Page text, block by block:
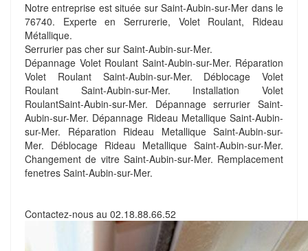
Notre entreprise est située sur Saint-Aubin-sur-Mer dans le
76740. Experte en Serrurerie, Volet Roulant, Rideau
Métallique.
Serrurier pas cher sur Saint-Aubin-sur-Mer.
Dépannage Volet Roulant Saint-Aubin-sur-Mer. Réparation
Volet Roulant Saint-Aubin-sur-Mer. Déblocage Volet
Roulant Saint-Aubin-sur-Mer. Installation Volet
RoulantSaint-Aubin-sur-Mer. Dépannage serrurier Saint-
Aubin-sur-Mer. Dépannage Rideau Metallique Saint-Aubin-
sur-Mer. Réparation Rideau Metallique Saint-Aubin-sur-
Mer. Déblocage Rideau Metallique Saint-Aubin-sur-Mer.
Changement de vitre Saint-Aubin-sur-Mer. Remplacement
fenetres Saint-Aubin-sur-Mer.
Contactez-nous au 02.18.88.66.52